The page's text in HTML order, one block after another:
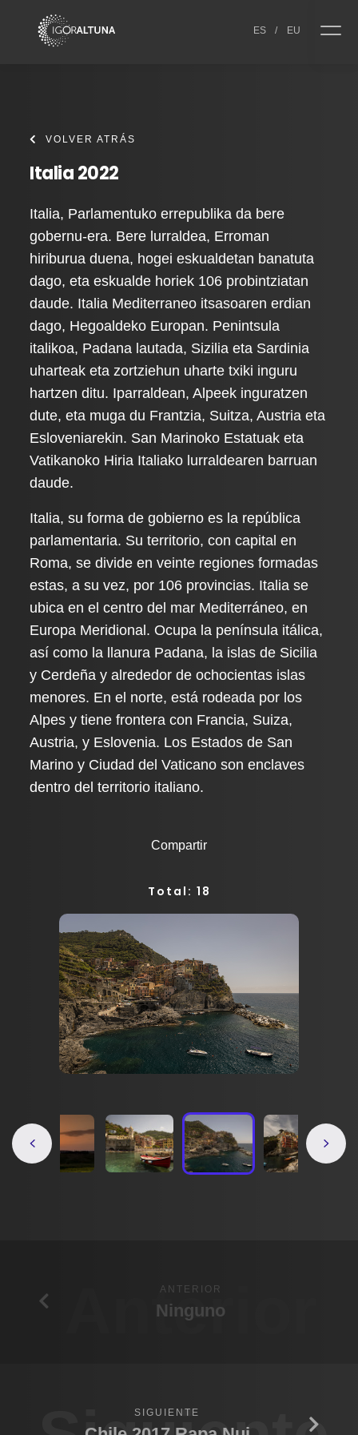
ES / EU
VOLVER ATRÁS
Italia 2022
Italia, Parlamentuko errepublika da bere
gobernu-era. Bere lurraldea, Erroman
hiriburua duena, hogei eskualdetan banatuta
dago, eta eskualde horiek 106 probintziatan
daude. Italia Mediterraneo itsasoaren erdian
dago, Hegoaldeko Europan. Penintsula
italikoa, Padana lautada, Sizilia eta Sardinia
uharteak eta zortziehun uharte txiki inguru
hartzen ditu. Iparraldean, Alpeek inguratzen
dute, eta muga du Frantzia, Suitza, Austria eta
Esloveniarekin. San Marinoko Estatuak eta
Vatikanoko Hiria Italiako lurraldearen barruan
daude.
Italia, su forma de gobierno es la república
parlamentaria. Su territorio, con capital en
Roma, se divide en veinte regiones formadas
estas, a su vez, por 106 provincias. Italia se
ubica en el centro del mar Mediterráneo, en
Europa Meridional. Ocupa la península itálica,
así como la llanura Padana, la islas de Sicilia
y Cerdeña y alrededor de ochocientas islas
menores. En el norte, está rodeada por los
Alpes y tiene frontera con Francia, Suiza,
Austria, y Eslovenia. Los Estados de San
Marino y Ciudad del Vaticano son enclaves
dentro del territorio italiano.
Compartir
Total: 18
Anterior
ANTERIOR
Ninguno
SIGUIENTE